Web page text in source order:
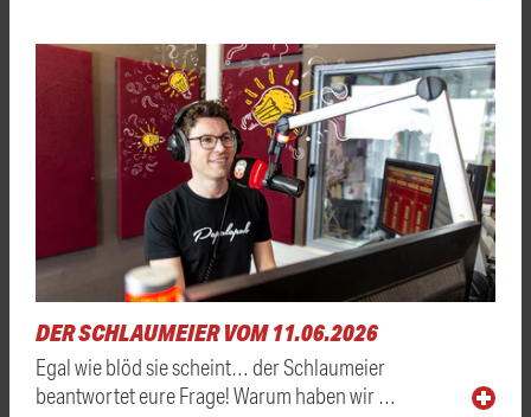
DER SCHLAUMEIER VOM 11.06.2026
Egal wie blöd sie scheint… der Schlaumeier
beantwortet eure Frage! Warum haben wir …